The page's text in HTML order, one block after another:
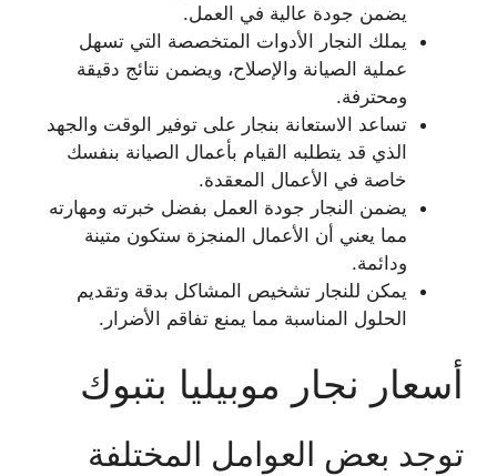
يضمن جودة عالية في العمل.
يملك النجار الأدوات المتخصصة التي تسهل
عملية الصيانة والإصلاح، ويضمن نتائج دقيقة
ومحترفة.
تساعد الاستعانة بنجار على توفير الوقت والجهد
الذي قد يتطلبه القيام بأعمال الصيانة بنفسك
خاصة في الأعمال المعقدة.
يضمن النجار جودة العمل بفضل خبرته ومهارته
مما يعني أن الأعمال المنجزة ستكون متينة
ودائمة.
يمكن للنجار تشخيص المشاكل بدقة وتقديم
الحلول المناسبة مما يمنع تفاقم الأضرار.
أسعار نجار موبيليا بتبوك
توجد بعض العوامل المختلفة